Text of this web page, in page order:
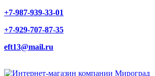
+7-987-939-33-01
+7-929-707-87-35
eft13@mail.ru